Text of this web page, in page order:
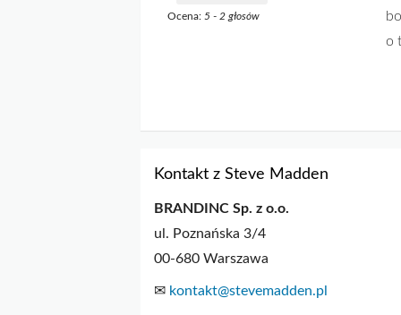
Ocena: 5 - 2 głosów
o
Kontakt z Steve Madden
BRANDINC Sp. z o.o.
ul. Poznańska 3/4
00-680 Warszawa
✉ kontakt@stevemadden.pl